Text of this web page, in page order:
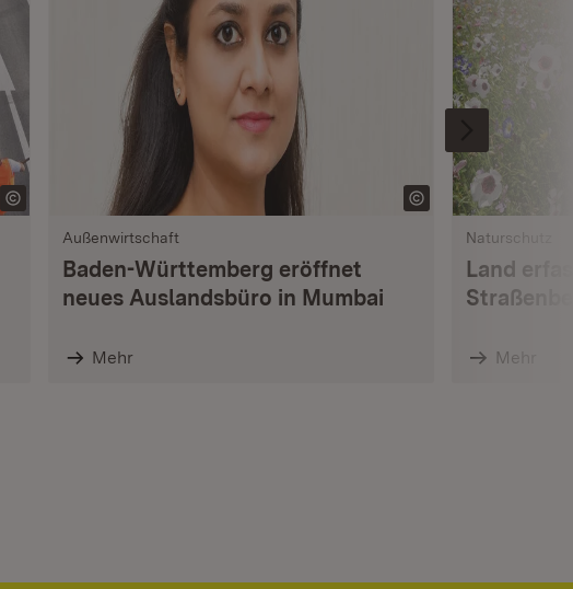
Außenwirtschaft
Baden-Württemberg eröffnet
neues Auslandsbüro in Mumbai
Mehr
Naturschutz
Land
Mehr